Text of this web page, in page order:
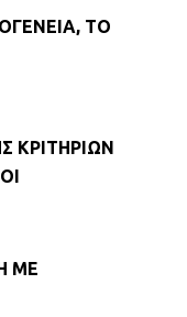
ΤΟ
ΚΡΙΤΗΡΙΩΝ
ΜΕ